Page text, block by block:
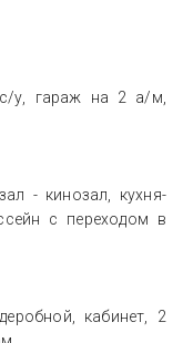
у, гараж на 2 а/м,
- кинозал, кухня-
с переходом в
кабинет, 2